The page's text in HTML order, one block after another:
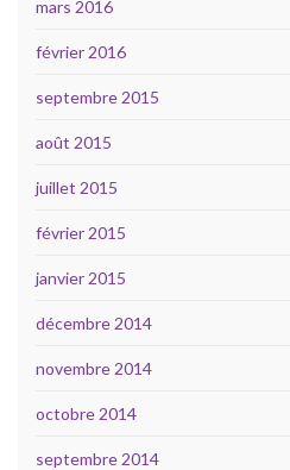
mars 2016
février 2016
septembre 2015
août 2015
juillet 2015
février 2015
janvier 2015
décembre 2014
novembre 2014
octobre 2014
septembre 2014